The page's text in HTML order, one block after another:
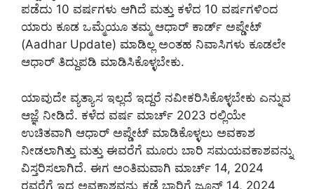
ಪಡೆದು 10 ವರ್ಷಗಳು ಆಗಿದೆ ಮತ್ತು ಕಳೆದ 10 ವರ್ಷಗಳಿಂದ
ಯಾರು ಕೂಡ ಒಮ್ಮೆಯೂ ತಮ್ಮ ಆಧಾರ್ ಕಾರ್ಡ್ ಅಪ್ಡೇಟ್
(Aadhar Update) ಮಾಡಿಲ್ಲ ಅಂತಹ ನಿವಾಸಿಗಳು ಕೂಡಲೇ
ಆಧಾರ್ ತಿದ್ದುಪಡಿ ಮಾಡಿಸಿಕೊಳ್ಳಬೇಕು.
ಯಾವುದೇ ವ್ಯತ್ಯಾಸ ಇಲ್ಲದೆ ಇದ್ದರೆ ನವೀಕರಿಸಿಕೊಳ್ಳಬೇಕು ಎನ್ನುವ
ಆಜ್ಞೆ ನೀಡಿದೆ. ಕಳೆದ ವರ್ಷ ಮಾರ್ಚ್ 2023 ರಲ್ಲಿಯೇ
ಉಚಿತವಾಗಿ ಆಧಾರ್ ಅಪ್ಡೇಟ್ ಮಾಡಿಕೊಳ್ಳಲು ಅವಕಾಶ
ನೀಡಲಾಗಿತ್ತು ಮತ್ತು ಈವರೆಗೆ ಮೂರು ಬಾರಿ ಸಮಯವಕಾಶವನ್ನು
ವಿಸ್ತರಿಸಲಾಗಿದೆ. ಈಗ ಅಂತಿಮವಾಗಿ ಮಾರ್ಚ್ 14, 2024
ರವರೆಗೆ ಇದ್ದ ಅವಕಾಶವನ್ನು ಕಡೆ ಬಾರಿಗೆ ಜೂನ್ 14, 2024